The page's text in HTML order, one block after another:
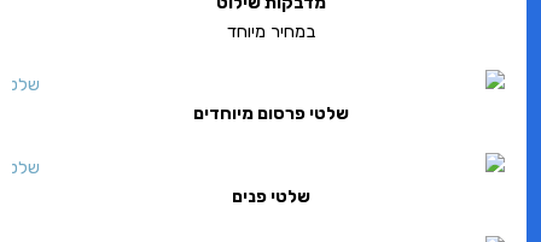
במחיר מיוחד
שלטי פרסום מיוחדים
שלטי פנים